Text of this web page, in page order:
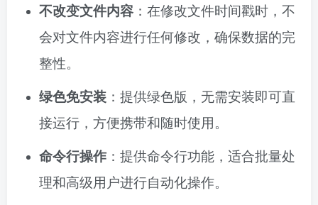
不改变文件内容 ：在修改文件时间戳时，不
会对文件内容进行任何修改，确保数据的完
整性。
绿色免安装 ：提供绿色版，无需安装即可直
接运行，方便携带和随时使用。
命令行操作 ：提供命令行功能，适合批量处
理和高级用户进行自动化操作。